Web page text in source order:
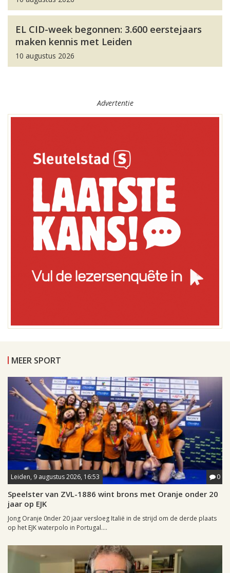
EL CID-week begonnen: 3.600 eerstejaars
maken kennis met Leiden
10 augustus 2026
Advertentie
MEER SPORT
Leiden, 9 augustus 2026, 16:53 0
Speelster van ZVL-1886 wint brons met Oranje onder 20
jaar op EJK
Jong Oranje 0nder 20 jaar versloeg Italië in de strijd om de derde plaats
op het EJK waterpolo in Portugal....